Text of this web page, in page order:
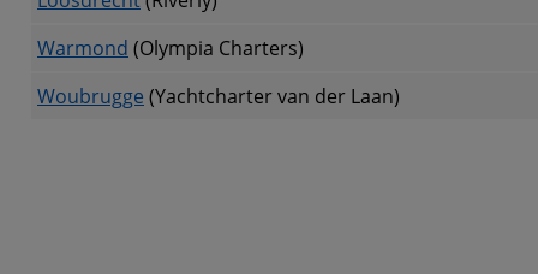
Warmond (Olympia Charters)
Woubrugge (Yachtcharter van der Laan)